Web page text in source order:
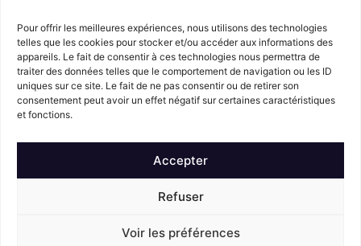
Pour offrir les meilleures expériences, nous utilisons des technologies
telles que les cookies pour stocker et/ou accéder aux informations des
appareils. Le fait de consentir à ces technologies nous permettra de
traiter des données telles que le comportement de navigation ou les ID
uniques sur ce site. Le fait de ne pas consentir ou de retirer son
consentement peut avoir un effet négatif sur certaines caractéristiques
et fonctions.
Accepter
Refuser
Voir les préférences
S'abonner
Suivez l'actualité du Rucher créatif
Mentions légales